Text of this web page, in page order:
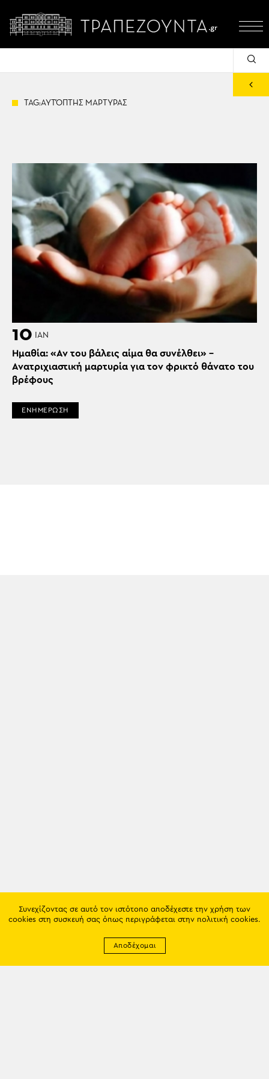
TAG:ΑΥΤΌΠΤΗΣ ΜΑΡΤΥΡΑΣ
10 ΙΑΝ
Ημαθία: «Αν του βάλεις αίμα θα συνέλθει» –
Ανατριχιαστική μαρτυρία για τον φρικτό θάνατο του
βρέφους
ΕΝΗΜΕΡΩΣΗ
Συνεχίζοντας σε αυτό τον ιστότοπο αποδέχεστε την χρήση των
cookies στη συσκευή σας όπως περιγράφεται στην πολιτική cookies.
Αποδέχομαι